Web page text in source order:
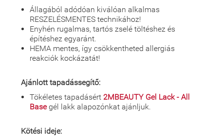
Állagából adódóan kiválóan alkalmas
RESZELÉSMENTES technikához!
Enyhén rugalmas, tartós zselé töltéshez és
építéshez egyaránt.
HEMA mentes, így csökkentheted allergiás
reakciók kockázatát!
Ajánlott tapadássegítő:
Tökéletes tapadásért 2MBEAUTY Gel Lack - All
Basegél lakk alapozónkat ajánljuk.
Kötési ideje: